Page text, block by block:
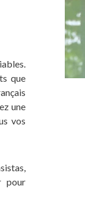
que
une
vos
pour